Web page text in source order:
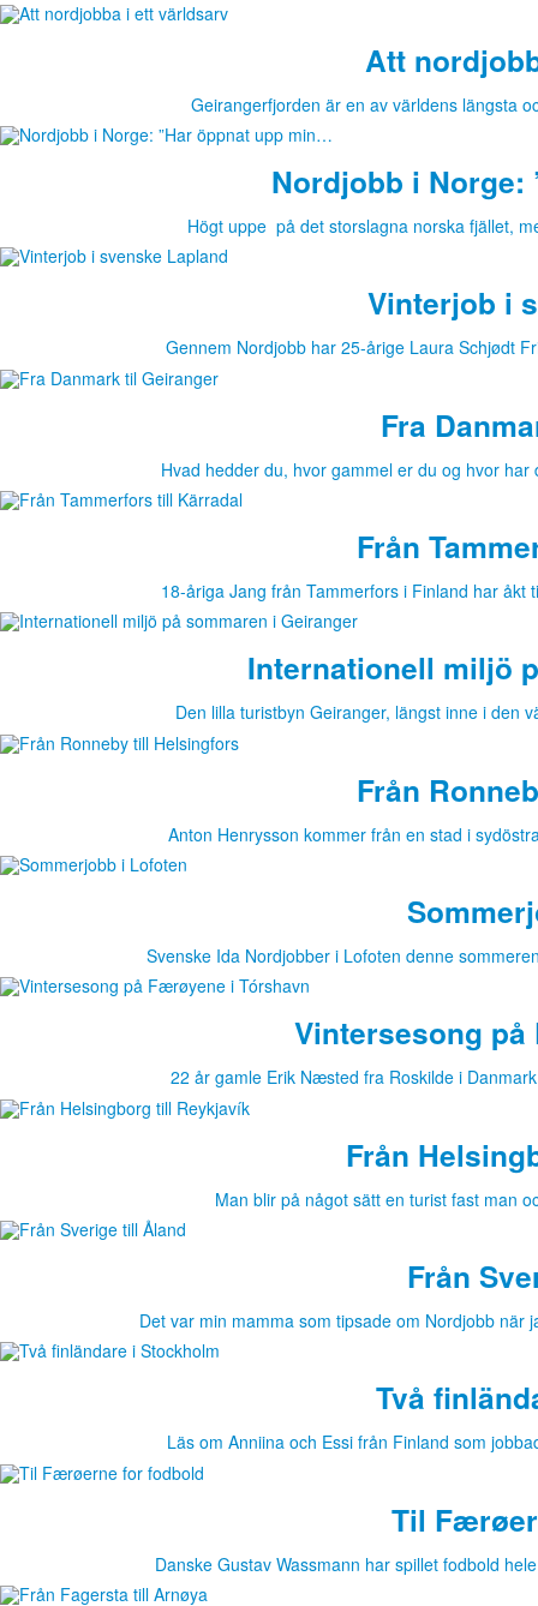
Att
Geirangerfjorden är en av världens längsta
Nordjobb i
Högt uppe på det storslagna norska fjället,
Vinterjob i
Gennem Nordjobb har 25-årige Laura Schjødt
Fra
Hvad hedder du, hvor gammel er du og hvor
Från
18-åriga Jang från Tammerfors i Finland har
Internationell miljö
Den lilla turistbyn Geiranger, längst inne i den
Från
Anton Henrysson kommer från en stad i
Svenske Ida Nordjobber i Lofoten denne
Vintersesong
22 år gamle Erik Næsted fra Roskilde i
Från
Man blir på något sätt en turist fast man
Från
Det var min mamma som tipsade om Nordjobb
Två
Läs om Anniina och Essi från Finland som
Til
Danske Gustav Wassmann har spillet fodbold